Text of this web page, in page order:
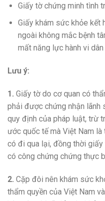
Giấy tờ chứng minh tình
Giấy khám sức khỏe kết
ngoài không mắc bệnh
mất năng lực hành vi
Lưu ý:
1. Giấy tờ do cơ quan có
phải được chứng nhận lãnh
quy định của pháp luật, trừ
ước quốc tế mà Việt Nam
có đi qua lại, đồng thời
có công chứng chứng thực
2. Cặp đôi nên khám sức
thẩm quyền của Việt Nam